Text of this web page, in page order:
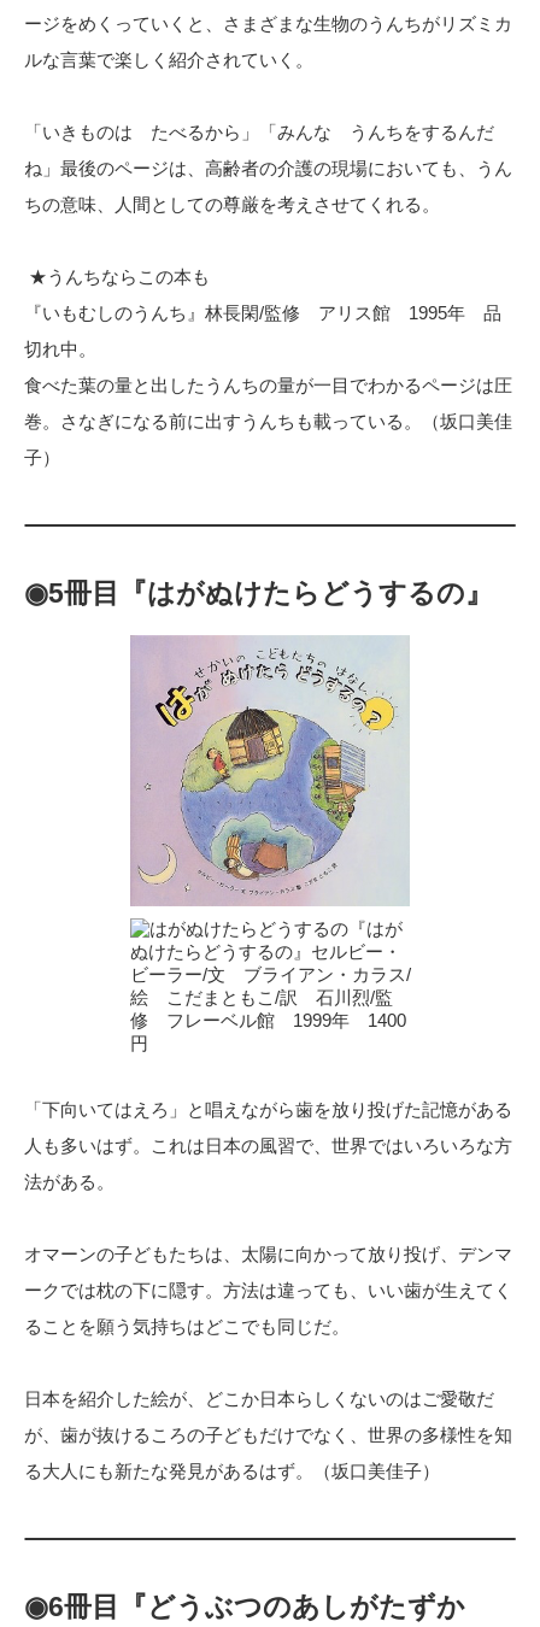
ージをめくっていくと、さまざまな生物のうんちがリズミカ
ルな言葉で楽しく紹介されていく。
「いきものは たべるから」「みんな うんちをするんだ
ね」最後のページは、高齢者の介護の現場においても、うん
ちの意味、人間としての尊厳を考えさせてくれる。
★うんちならこの本も
『いもむしのうんち』林長閑/監修 アリス館 1995年 品
切れ中。
食べた葉の量と出したうんちの量が一目でわかるページは圧
巻。さなぎになる前に出すうんちも載っている。（坂口美佳
子）
◉5冊目『はがぬけたらどうするの』
『はが
ぬけたらどうするの』セルビー・
ビーラー/文 ブライアン・カラス/
絵 こだまともこ/訳 石川烈/監
修 フレーベル館 1999年 1400
円
「下向いてはえろ」と唱えながら歯を放り投げた記憶がある
人も多いはず。これは日本の風習で、世界ではいろいろな方
法がある。
オマーンの子どもたちは、太陽に向かって放り投げ、デンマ
ークでは枕の下に隠す。方法は違っても、いい歯が生えてく
ることを願う気持ちはどこでも同じだ。
日本を紹介した絵が、どこか日本らしくないのはご愛敬だ
が、歯が抜けるころの子どもだけでなく、世界の多様性を知
る大人にも新たな発見があるはず。（坂口美佳子）
◉6冊目『どうぶつのあしがたずか